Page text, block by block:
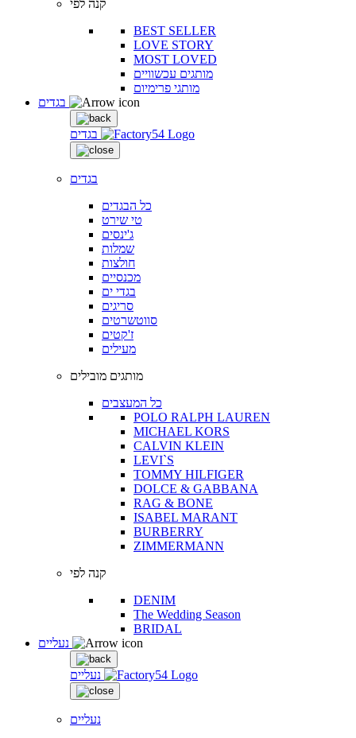
קנה לפי
BEST SELLER
LOVE STORY
MOST LOVED
מותגים עכשוויים
מותגי פרימיום
בגדים
בגדים
כל הבגדים
טי שירט
ג'ינסים
שמלות
חולצות
מכנסיים
בגדי ים
סריגים
סווטשרטים
ז'קטים
מעילים
מותגים מובילים
כל המעצבים
POLO RALPH LAUREN
MICHAEL KORS
CALVIN KLEIN
LEVI`S
TOMMY HILFIGER
DOLCE & GABBANA
RAG & BONE
ISABEL MARANT
BURBERRY
ZIMMERMANN
קנה לפי
DENIM
The Wedding Season
BRIDAL
נעליים
נעליים